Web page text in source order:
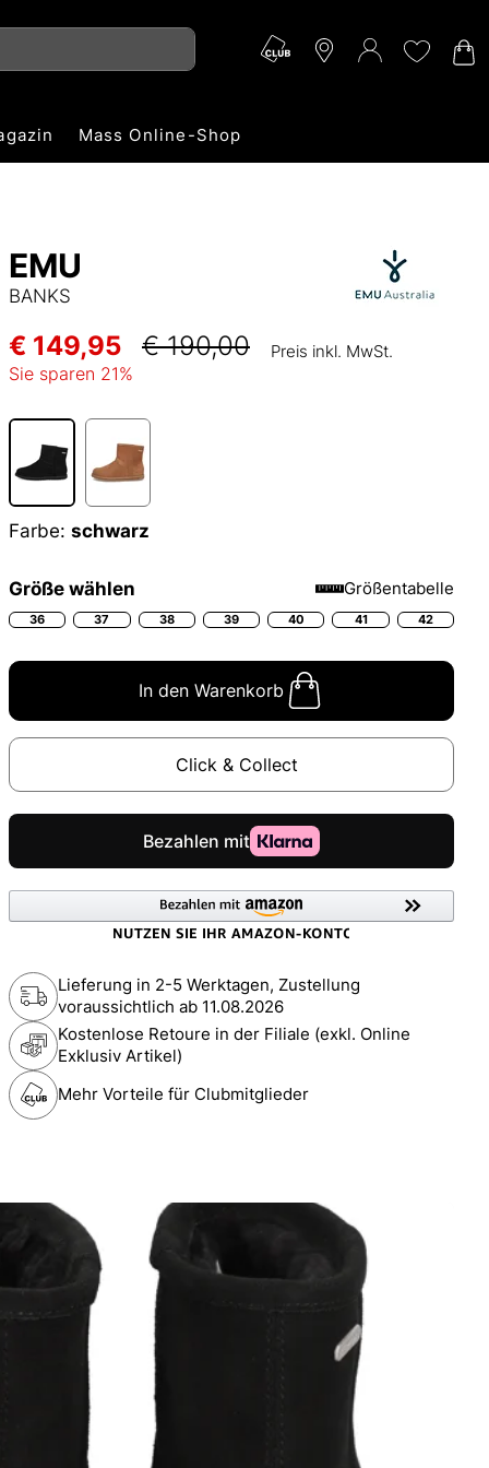
Mass Online-Shop
EMU
BANKS
€ 149,95 € 190,00 Preis inkl. MwSt.
Sie sparen 21%
Farbe: schwarz
Größe wählen Größentabelle
36 37 38 39 40 41 42
In den Warenkorb
Click & Collect
Lieferung in 2-5 Werktagen, Zustellung
voraussichtlich ab 11.08.2026
Kostenlose Retoure in der Filiale (exkl. Online
Exklusiv Artikel)
Mehr Vorteile für Clubmitglieder